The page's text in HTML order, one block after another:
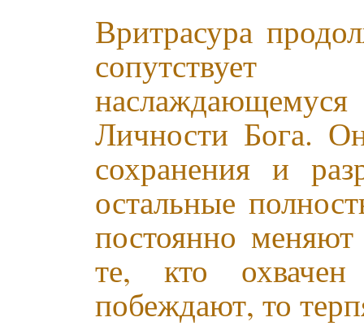
Вритрасура
сопутствует
Личности Бога.
сохранения и
остальные
постоянно
те, кто
побеждают, то